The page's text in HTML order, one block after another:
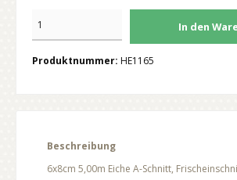
In den
Produktnummer: HE1165
Beschreibung
6x8cm 5,00m Eiche A-Schnitt,